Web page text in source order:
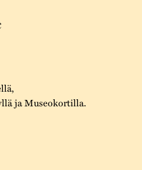
ja Museokortilla.